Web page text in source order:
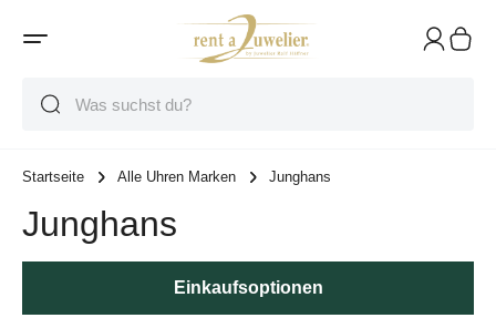
Startseite Alle Uhren Marken Junghans
Junghans
Einkaufsoptionen